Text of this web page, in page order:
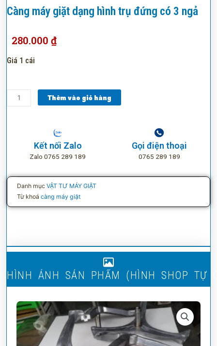
Càng máy giặt dạng hình trụ đứng có 3 ngả
280.000₫
Giá 1 cái
Càng
máy
3
ngả
Thêm vào giỏ hàng
Kết nối Zalo
Zalo 0765 289 189
Gọi điện thoại
0765 289 189
Danh mục VẬT TƯ MÁY GIẶT
Từ khoá càng máy giặt
H N H ẢN H SẢ N P H ẨM ( H N H S H O P TỰ